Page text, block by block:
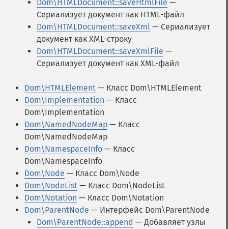
Dom\HTMLDocument::saveHtmlFile —
Сериализует документ как HTML-файл
Dom\HTMLDocument::saveXml — Сериализует
документ как XML-строку
Dom\HTMLDocument::saveXmlFile —
Сериализует документ как XML-файл
Dom\HTMLElement — Класс Dom\HTMLElement
Dom\Implementation — Класс
Dom\Implementation
Dom\NamedNodeMap — Класс
Dom\NamedNodeMap
Dom\NamespaceInfo — Класс
Dom\NamespaceInfo
Dom\Node — Класс Dom\Node
Dom\NodeList — Класс Dom\NodeList
Dom\Notation — Класс Dom\Notation
Dom\ParentNode — Интерфейс Dom\ParentNode
Dom\ParentNode::append — Добавляет узлы